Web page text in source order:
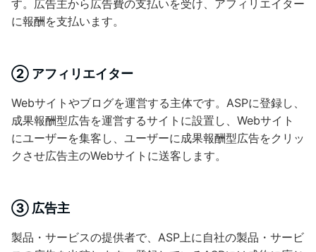
す。広告主から広告費の支払いを受け、アフィリエイター
に報酬を支払います。
② アフィリエイター
Webサイトやブログを運営する主体です。ASPに登録し、
成果報酬型広告を運営するサイトに設置し、Webサイト
にユーザーを集客し、ユーザーに成果報酬型広告をクリッ
クさせ広告主のWebサイトに送客します。
③ 広告主
製品・サービスの提供者で、ASP上に自社の製品・サービ